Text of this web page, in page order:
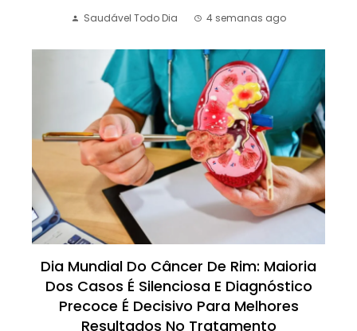
Saudável Todo Dia 4 semanas ago
Dia Mundial Do Câncer De Rim: Maioria
Dos Casos É Silenciosa E Diagnóstico
Precoce É Decisivo Para Melhores
Resultados No Tratamento